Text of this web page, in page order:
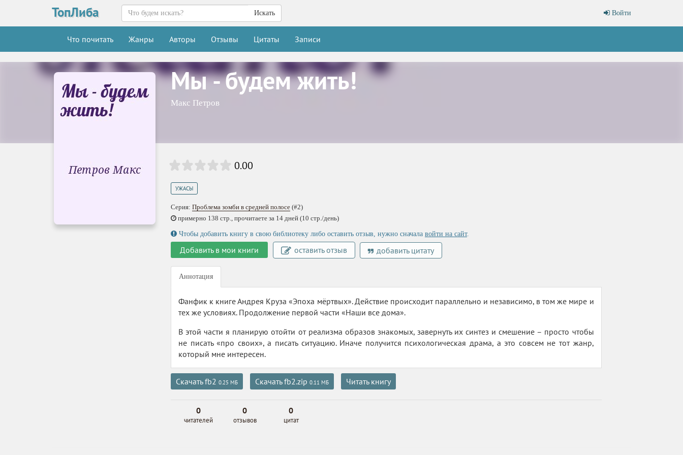
ТопЛиба Войти
Искать
Что почитать Жанры Авторы Отзывы Цитаты Записи
Мы - будем жить!
Макс Петров
0.00
УЖАСЫ
Серия: Проблема зомби в средней полосе (#2)
примерно 138 стр., прочитаете за 14 дней (10 стр./день)
Чтобы добавить книгу в свою библиотеку либо оставить отзыв, нужно сначала войти на сайт.
Добавить в мои книги оставить отзыв добавить цитату
Аннотация
Фанфик к книге Андрея Круза «Эпоха мёртвых». Действие происходит параллельно и независимо, в том же мире и
тех же условиях. Продолжение первой части «Наши все дома».
В этой части я планирую отойти от реализма образов знакомых, завернуть их синтез и смешение – просто чтобы
не писать «про своих», а писать ситуацию. Иначе получится психологическая драма, а это совсем не тот жанр,
который мне интересен.
Скачать fb2 0.25 МБ Скачать fb2.zip 0.11 МБ Читать книгу
0
читателей
0
отзывов
0
цитат